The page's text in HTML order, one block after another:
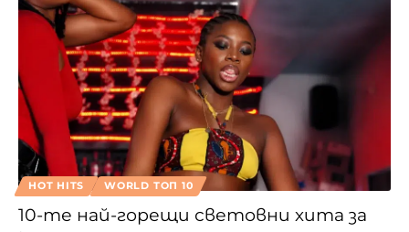
HOT HITS WORLD ТОП 10
10-те най-горещи световни хита за